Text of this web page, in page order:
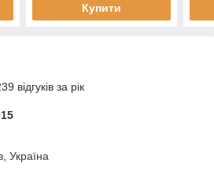
Купити
відгуків за рік
Україна